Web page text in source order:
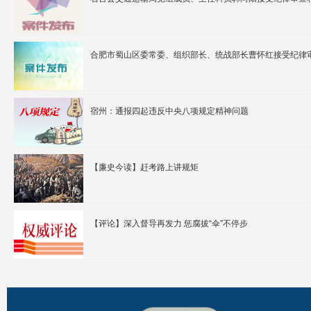
合肥市蜀山区委常委、组织部长、统战部长曹怀红接受纪律
宿州：通报四起违反中央八项规定精神问题
【廉史今读】赶考路上讲规矩
【评论】深入督导再发力 惩腐拔“伞”不停步